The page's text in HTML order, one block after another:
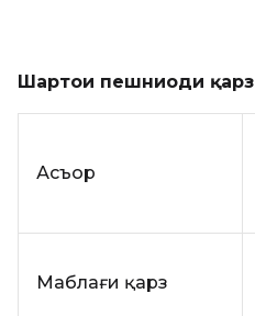
Шартҳои пешниҳоди қарз
Асъор
Маблағи қарз